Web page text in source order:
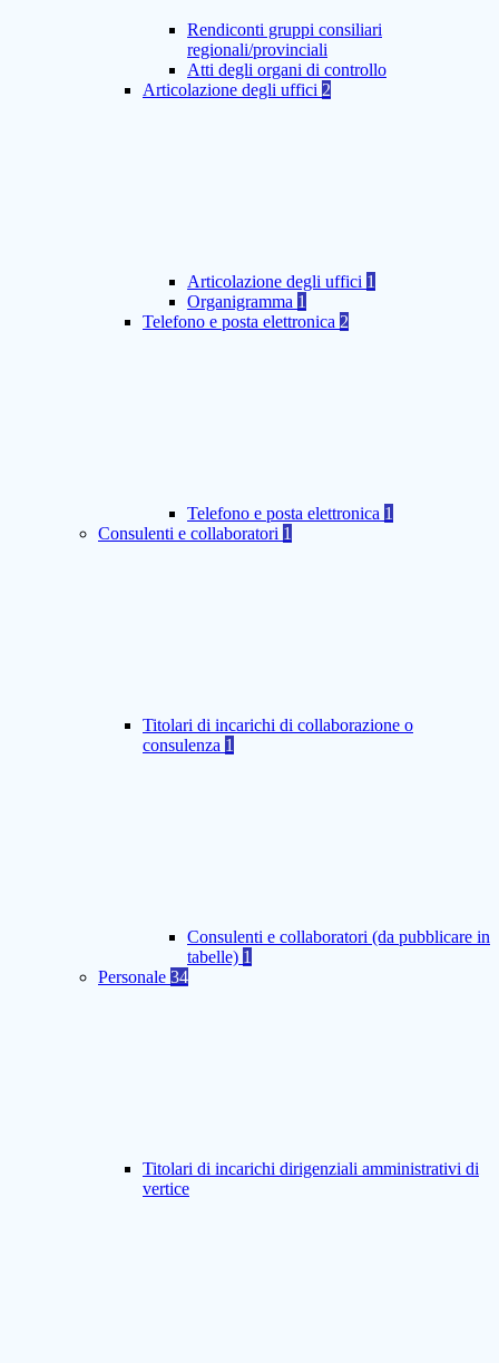
Rendiconti gruppi consiliari
regionali/provinciali
Atti degli organi di controllo
Articolazione degli uffici 2
Articolazione degli uffici 1
Organigramma 1
Telefono e posta elettronica 2
Telefono e posta elettronica 1
Consulenti e collaboratori 1
Titolari di incarichi di collaborazione o
consulenza 1
Consulenti e collaboratori (da pubblicare in
tabelle) 1
Personale 34
Titolari di incarichi dirigenziali amministrativi di
vertice